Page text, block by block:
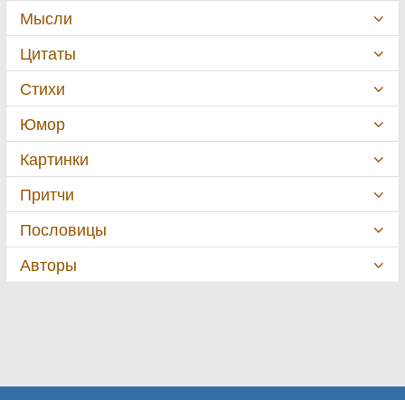
Мысли
Цитаты
Стихи
Юмор
Картинки
Притчи
Пословицы
Авторы